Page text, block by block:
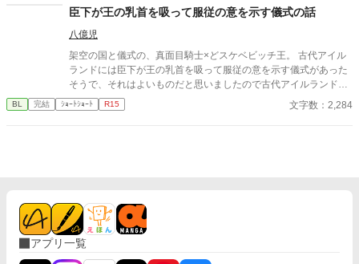
クシーボイス ・良識はある人 ▼杉村 達也(すぎむら たつや) 受
・土木作業員 ・敏感体質 ・快楽に流されやすい。すぐ喘ぐ ・性
格も見た目も男前 【登場人物(第二弾の人たち)】 ▼四ノ宮 葵(し
のみや あおい) 攻 ・マッサージ店の施術者のひとり。 ・店では
年齢は下から二番目。経歴は店長の次に長い。敏腕。 ・顔と名前
だけ中性的。愛想は人並み。 ・自覚済隠れS。仕事とプライベー
・愛称『ココ』『ココさん』『ココちゃん』 ・名前だけ可愛い。
臣下が王の乳首を吸って服従の意を示す儀式の話
八億児
架空の国と儀式の、真面目騎士×どスケベビッチ王。 古代アイル
ランドには臣下が王の乳首を吸って服従の意を示す儀式があった
そうで、それはよいものだと思いましたので古代アイルランドと
は特に関係なく王の乳首を吸ってもらいました。
BL 完結 ｼｮｰﾄｼｮｰﾄ R15 文字数：2,284
アプリ一覧